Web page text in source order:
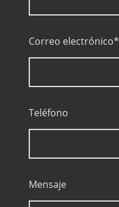
Correo electrónico*
Teléfono
Mensaje